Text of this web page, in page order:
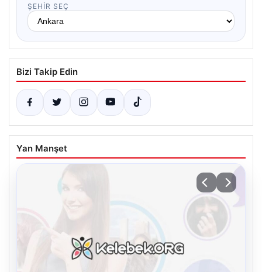
ŞEHIR SEÇ
Bizi Takip Edin
Yan Manşet